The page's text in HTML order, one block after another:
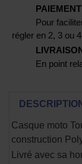
Pour
régler en 2, 3 ou
En point
DESCRIPTION
Casque moto
construction
Livré avec sa